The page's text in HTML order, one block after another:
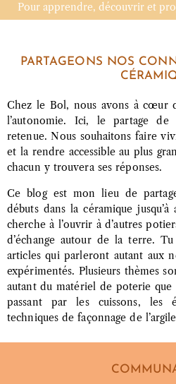
Pour apprendre, découvrir et
PARTAGEONS NOS
Chez le Bol, nous avons à cœur
l’autonomie. Ici, le partage de
retenue. Nous souhaitons faire
et la rendre accessible au plus
chacun y trouvera ses réponses.
Ce blog est mon lieu de
débuts dans la céramique
cherche à l’ouvrir à d’autres
d’échange autour de la terre.
articles qui parleront autant aux
expérimentés. Plusieurs thèmes
autant du matériel de poterie
passant par les cuissons, les
techniques de façonnage de